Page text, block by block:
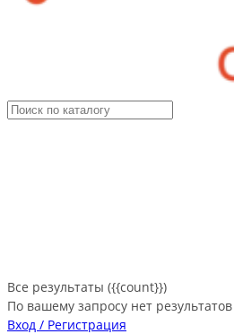
Все результаты ({{count}})
По вашему запросу нет результатов
Вход / Регистрация